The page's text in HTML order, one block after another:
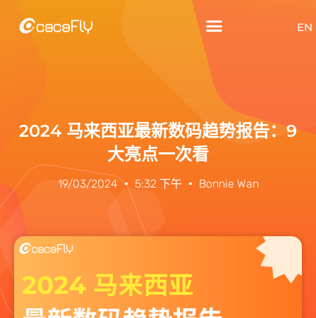
EN
2024 马来西亚最新数码趋势报告：9
大亮点一次看
19/03/2024 5:32 下午 Bonnie Wan